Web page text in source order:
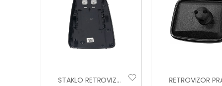
STAKLO RETROVIZORA VOLVO FH III 2013- LIJEVO